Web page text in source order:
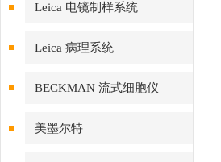
Leica 电镜制样系统
Leica 病理系统
BECKMAN 流式细胞仪
美墨尔特